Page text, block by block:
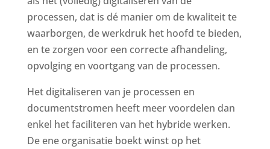
processen, dat is dé manier om de kwaliteit te
waarborgen, de werkdruk het hoofd te bieden,
en te zorgen voor een correcte afhandeling,
opvolging en voortgang van de processen.
Het digitaliseren van je processen en
documentstromen heeft meer voordelen dan
enkel het faciliteren van het hybride werken.
De ene organisatie boekt winst op het